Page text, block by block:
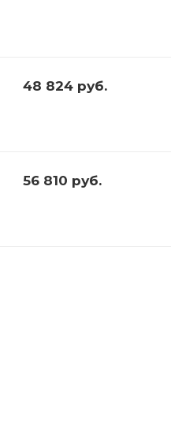
48 824 руб.
56 810 руб.